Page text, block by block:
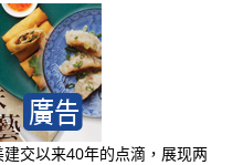
建交以来40年的点滴，展现两